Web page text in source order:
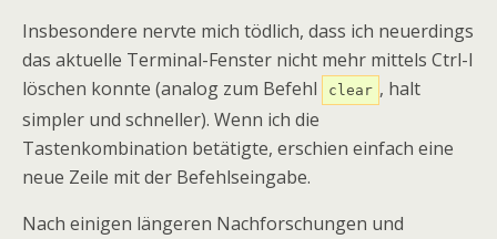
Insbesondere nervte mich tödlich, dass ich neuerdings
das aktuelle Terminal-Fenster nicht mehr mittels Ctrl-l
löschen konnte (analog zum Befehl
clear , halt
simpler und schneller). Wenn ich die
Tastenkombination betätigte, erschien einfach eine
neue Zeile mit der Befehlseingabe.
Nach einigen längeren Nachforschungen und